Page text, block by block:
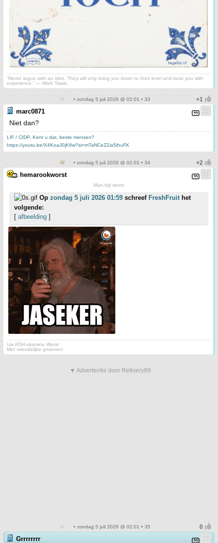
“Never argue with an idiot. They will only bring you down to their level and beat you with
experience.” ― Mark Twain.
• zondag 5 juli 2026 @ 02:01 • 33
marc0871
Niet dan?
LIF / CIDP. Kent u dat, beste mensen?
https://youtu.be/X4KoaJ0jK6w?si=mTaNCeZ2ia5ihuFK
• zondag 5 juli 2026 @ 02:01 • 34
hemarookworst
Man bijt worst
Op zondag 5 juli 2026 01:59 schreef FreshFruithet
volgende:
[ afbeelding ]
Uw ADH vitamine Worst
Met vriendelijke groenten
▼ Advertentie door Refinery89
• zondag 5 juli 2026 @ 02:01 • 35
Grrrrrrrr